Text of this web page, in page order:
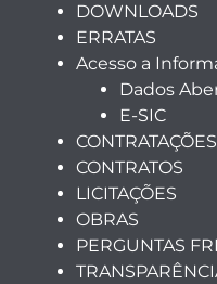
DOWNLOADS
ERRATAS
Acesso a
Dados
E-SIC
CONTRATOS
LICITAÇÕES
OBRAS
PERGUNTAS